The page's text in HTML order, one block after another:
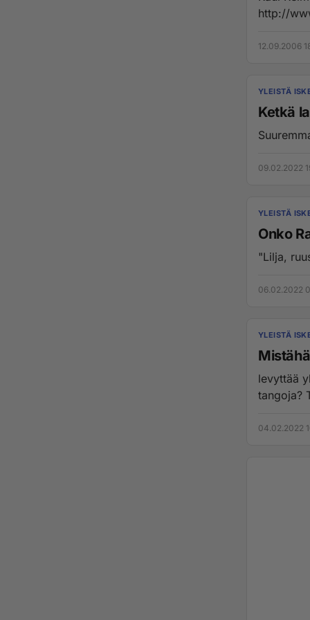
12.09.2006
YLEISTÄ
Ketkä
09.02.2022
YLEISTÄ
Onko
06.02.2022
YLEISTÄ
levyttää
tangoja?
04.02.2022